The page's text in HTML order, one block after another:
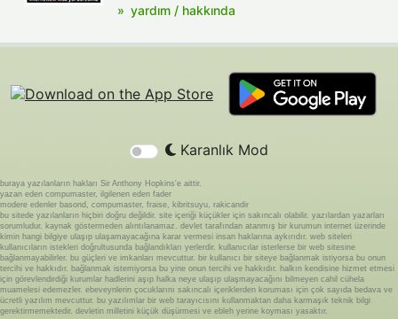
yardım / hakkında
Karanlık Mod
buraya yazılanların hakları Sir Anthony Hopkins'e aittir.
yazan eden compumaster, ilgilenen eden fader
modere edenler basond, compumaster, fraise, kibritsuyu, rakicandir
bu sitede yazılanların hiçbiri doğru değildir. site içeriği küçükler için sakıncalı olabilir. yazılardan yazarları
sorumludur. kaynak göstermeden alıntılanamaz. devlet tarafından atanmış bir kurumun internet üzerinde
kimin hangi bilgiye ulaşıp ulaşamayacağına karar vermesi insan haklarına aykırıdır. web siteleri
kullanıcıların istekleri doğrultusunda bağlandıkları yerlerdir. kullanıcılar isterlerse bir web sitesine
bağlanmayabilirler. bu güçleri ve imkanları mevcuttur. bir kullanıcı bir siteye bağlanmak istiyorsa bu onun
tercihi ve hakkıdır. bağlanmak istemiyorsa bu yine onun tercihi ve hakkıdır. halkın kendisine hizmet etmesi
için görevlendirdiği kurumlar hadlerini aşıp halka neye ulaşıp ulaşmayacağını bilmeyen cahil cühela
muamelesi edemezler. ebeveynlerin çocuklarını sakıncalı içeriklerden koruması için çok sayıda bedava ve
ücretli yazılım mevcuttur. bu yazılımlar bir web tarayıcısını kullanmaktan daha karmaşık teknik bilgi
gerektirmemektedir. devletin milletini küçük düşürmesi ve ebleh yerine koyması yasaktır.